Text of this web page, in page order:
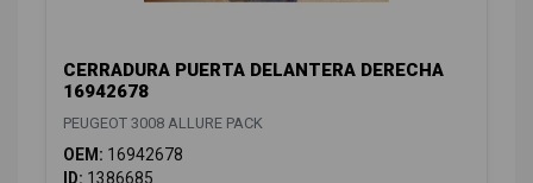
CERRADURA PUERTA DELANTERA DERECHA
16942678
PEUGEOT 3008 ALLURE PACK
OEM: 16942678
ID: 1386685